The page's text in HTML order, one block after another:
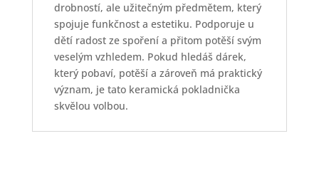
drobností, ale užitečným předmětem, který
spojuje funkčnost a estetiku. Podporuje u
dětí radost ze spoření a přitom potěší svým
veselým vzhledem. Pokud hledáš dárek,
který pobaví, potěší a zároveň má praktický
význam, je tato keramická pokladnička
skvělou volbou.